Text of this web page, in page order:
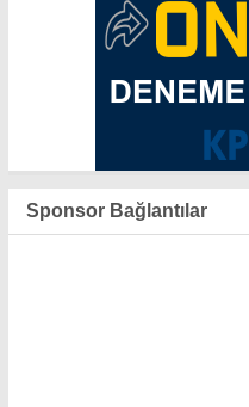
Sponsor Bağlantılar